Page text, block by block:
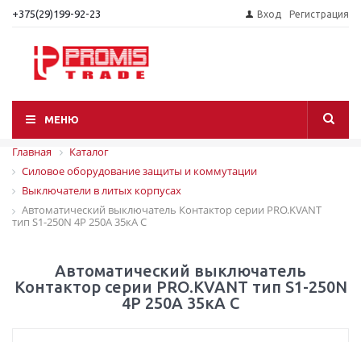
+375(29)199-92-23 Вход Регистрация
МЕНЮ
Главная
Каталог
Силовое оборудование защиты и коммутации
Выключатели в литых корпусах
Автоматический выключатель Контактор серии PRO.KVANT
тип S1-250N 4P 250А 35кА C
Автоматический выключатель
Контактор серии PRO.KVANT тип S1-250N
4P 250А 35кА C